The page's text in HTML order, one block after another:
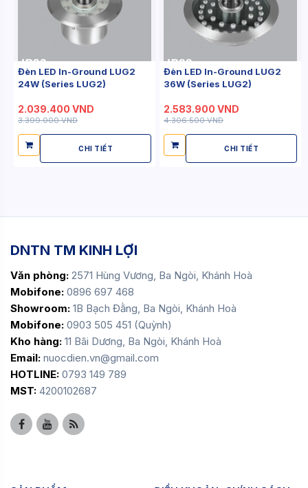
Đèn LED In-Ground LUG2
24W (Series LUG2)
2.039.400 VND
3.399.000 VND
CHI TIẾT
Đèn LED In-Ground LUG2
36W (Series LUG2)
2.583.900 VND
4.306.500 VND
CHI TIẾT
DNTN TM KINH LỢI
Văn phòng: 2571 Hùng Vương, Ba Ngòi, Khánh Hoà
Mobifone: 0896 697 468
Showroom: 1B Bạch Đằng, Ba Ngòi, Khánh Hoà
Mobifone: 0903 505 451 (Quỳnh)
Kho hàng: 11 Bãi Dương, Ba Ngòi, Khánh Hoà
Email: nuocdien.vn@gmail.com
HOTLINE: 0793 149 789
MST: 4200102687